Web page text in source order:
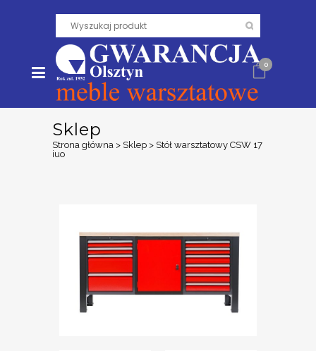
0
Sklep
Strona główna > Sklep > Stół warsztatowy CSW 17
iuo